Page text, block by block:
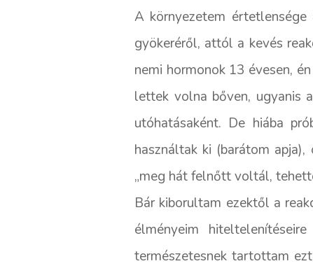
A környezetem
gyökeréről, attól a kevés
nemi hormonok 13 évesen,
lettek volna bőven, ugyanis
utóhatásaként. De hiába
használtak ki (barátom
„meg hát felnőtt voltál,
Bár kiborultam ezektől a
élményeim
természetesnek tartottam